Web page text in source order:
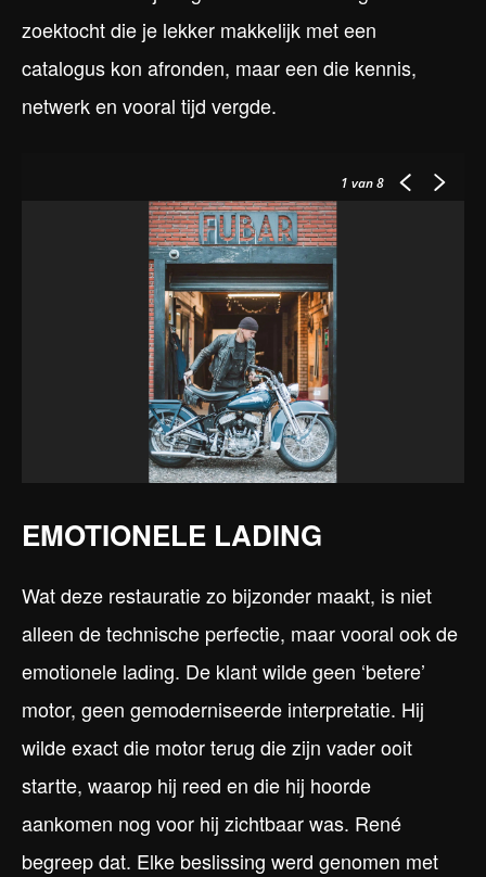
zoektocht die je lekker makkelijk met een
catalogus kon afronden, maar een die kennis,
netwerk en vooral tijd vergde.
1 van 8
EMOTIONELE LADING
Wat deze restauratie zo bijzonder maakt, is niet
alleen de technische perfectie, maar vooral ook de
emotionele lading. De klant wilde geen ‘betere’
motor, geen gemoderniseerde interpretatie. Hij
wilde exact die motor terug die zijn vader ooit
startte, waarop hij reed en die hij hoorde
aankomen nog voor hij zichtbaar was. René
begreep dat. Elke beslissing werd genomen met